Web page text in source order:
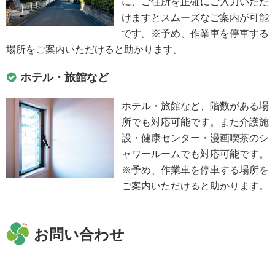
けますとスムーズなご案内が可能
です。※予め、作業車を停車する
場所をご案内いただけると助かります。
ホテル・旅館など
ホテル・旅館など、階数がある場
所でも対応可能です。また介護施
設・健康センター・漫画喫茶のシ
ャワールームでも対応可能です。
※予め、作業車を停車する場所を
ご案内いただけると助かります。
お問い合わせ